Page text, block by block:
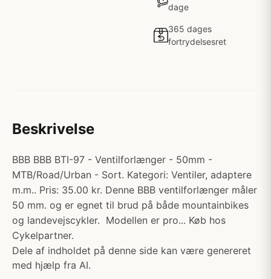
dage
365 dages
fortrydelsesret
Beskrivelse
BBB BBB BTI-97 - Ventilforlænger - 50mm -
MTB/Road/Urban - Sort. Kategori: Ventiler, adaptere
m.m.. Pris: 35.00 kr. Denne BBB ventilforlænger måler
50 mm. og er egnet til brud på både mountainbikes
og landevejscykler. Modellen er pro... Køb hos
Cykelpartner.
Dele af indholdet på denne side kan være genereret
med hjælp fra AI.